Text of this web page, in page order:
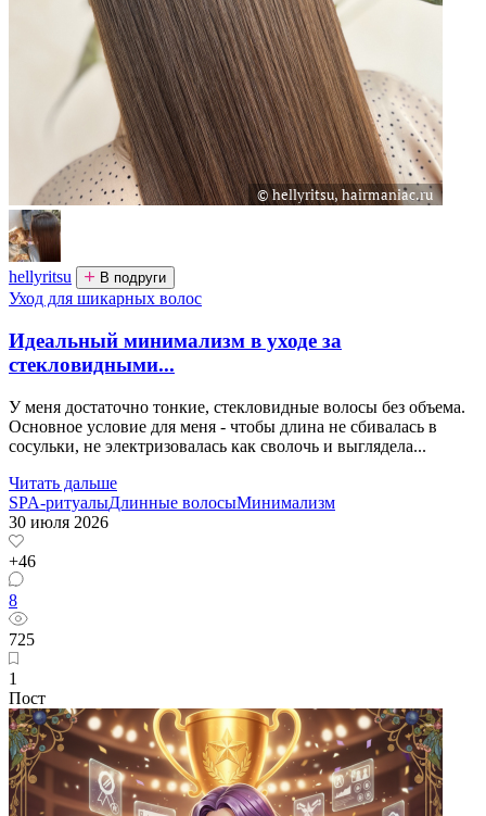
hellyritsu В подруги
Уход для шикарных волос
Идеальный минимализм в уходе за
стекловидными...
У меня достаточно тонкие, стекловидные волосы без объема.
Основное условие для меня - чтобы длина не сбивалась в
сосульки, не электризовалась как сволочь и выглядела...
Читать дальше
SPA-ритуалыДлинные волосыМинимализм
30 июля 2026
+46
8
725
1
Пост